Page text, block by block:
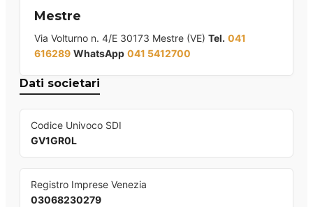
Mestre
Via Volturno n. 4/E 30173 Mestre (VE) Tel. 041
616289 WhatsApp 041 5412700
Dati societari
Codice Univoco SDI
GV1GR0L
Registro Imprese Venezia
03068230279